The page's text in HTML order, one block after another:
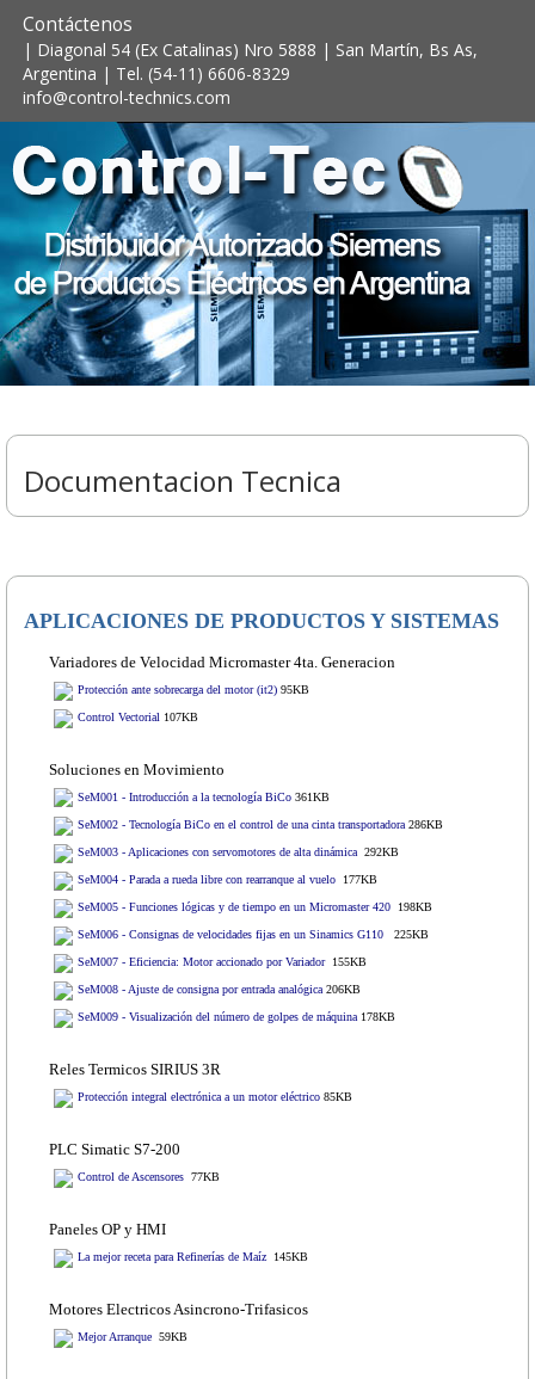
Contáctenos
| Diagonal 54 (Ex Catalinas) Nro 5888 | San Martín, Bs As,
Argentina | Tel. (54-11) 6606-8329
info@control-technics.com
Documentacion Tecnica
APLICACIONES DE PRODUCTOS Y SISTEMAS
Variadores de Velocidad Micromaster 4ta. Generacion
Protección ante sobrecarga del motor (it2) 95KB
Control Vectorial 107KB
Soluciones en Movimiento
SeM001 - Introducción a la tecnología BiCo 361KB
SeM002 - Tecnología BiCo en el control de una cinta transportadora 286KB
SeM003 - Aplicaciones con servomotores de alta dinámica 292KB
SeM004 - Parada a rueda libre con rearranque al vuelo 177KB
SeM005 - Funciones lógicas y de tiempo en un Micromaster 420 198KB
SeM006 - Consignas de velocidades fijas en un Sinamics G110 225KB
SeM007 - Eficiencia: Motor accionado por Variador 155KB
SeM008 -Ajuste de consigna por entrada analógica206KB
SeM009 - Visualización del número de golpes de máquina 178KB
Reles Termicos SIRIUS 3R
Protección integral electrónica a un motor eléctrico 85KB
PLC Simatic S7-200
Control de Ascensores 77KB
Paneles OP y HMI
La mejor receta para Refinerías de Maíz 145KB
Motores Electricos Asincrono-Trifasicos
Mejor Arranque 59KB